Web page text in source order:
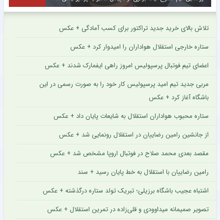
تلاش بالای خرید جدید تراکتور برای کسب آمادگی + عکس
ستاره خارجی استقلال هواداران را امیدوار کرد + عکس
اعضای تیم فوتبال پرسپولیس امروز راهی ایفمارک شدند + عکس
مربی جدید تیم امید پرسپولیس کار خود را به صورت رسمی در این
باشگاه آغاز کرد + عکس
ستاره محبوب هواداران استقلال به شایعات پایان داد + عکس
از جانشین رامین رضاییان در استقلال رونمایی شد + عکس
مقصد بعدی محمد صلاح در فوتبال اروپا مشخص شد + عکس
رامین رضاییان با استقلال به خط پایان رسید + سند
اشتباه عجیب باشگاه برزیلی؛ تبریک تولد ستاره درگذشته + عکس
تصویر صمیمانه میداوودی و قلی‌زاده در تمرین استقلال + عکس